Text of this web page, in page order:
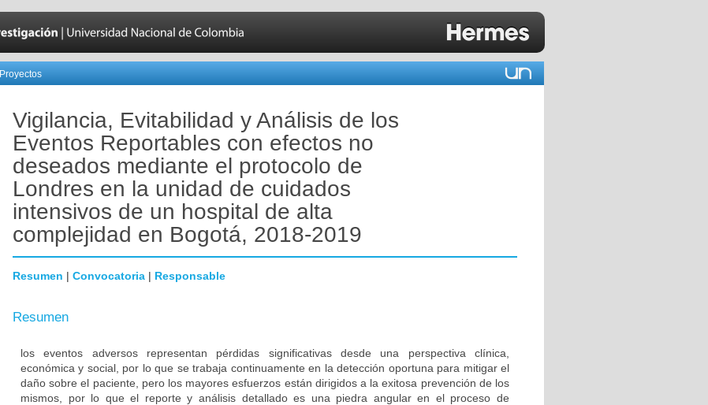
Proyectos
Vigilancia, Evitabilidad y Análisis de los
Eventos Reportables con efectos no
deseados mediante el protocolo de
Londres en la unidad de cuidados
intensivos de un hospital de alta
complejidad en Bogotá, 2018-2019
Resumen | Convocatoria | Responsable
Resumen
los eventos adversos representan pérdidas significativas desde una perspectiva clínica,
económica y social, por lo que se trabaja continuamente en la detección oportuna para mitigar el
daño sobre el paciente, pero los mayores esfuerzos están dirigidos a la exitosa prevención de los
mismos, por lo que el reporte y análisis detallado es una piedra angular en el proceso de